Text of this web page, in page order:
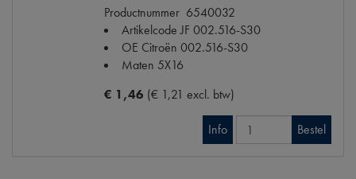
Productnummer 6540032
Artikelcode JF002.516-S30
OE Citroën 002.516-S30
Maten 5X16
€ 1,46 (€ 1,21 excl. btw)
Info Bestel